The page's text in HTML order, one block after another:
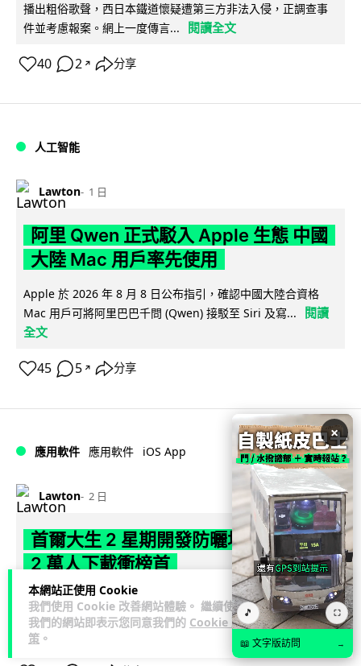
本網站正使用 Cookie
我們使用 Cookie 改善網站體驗。 繼續使用
我們的網站即表示您同意我們的 Cookie 政
策 。
播出粗俗歌聲，西日本鐵道懷疑遭第三方非法入侵，正調查事
件並考慮報案。網上一度傳言...
閱讀全文
40 2 ↗ 分享
人工智能
Lawton 1 日
阿里 Qwen 正式駁入 Apple 生態 中國
大陸 Mac 用戶率先使用
Apple 於 2026 年 8 月 8 日公布指引，確認中國大陸合資格
Mac 用戶可將阿里巴巴千問 (Qwen) 接駁至 Siri 及寫...
閱讀
全文
45 5 ↗ 分享
應用軟件 應用軟件 iOS App
Lawton 2 日
首爾大生 2 星期開發防曬地圖 一日暴增
2 萬人下載衝榜首
【行路都要揀好有遮陰】南韓首爾大學 23 歲學生劉敏俊利用 2
星期開發防曬導航 App「走向陰涼處」，結合建築物高度、太
陽仰角及行道樹陰影...
×
🎵 ⛶
📖 文字版訪問 →